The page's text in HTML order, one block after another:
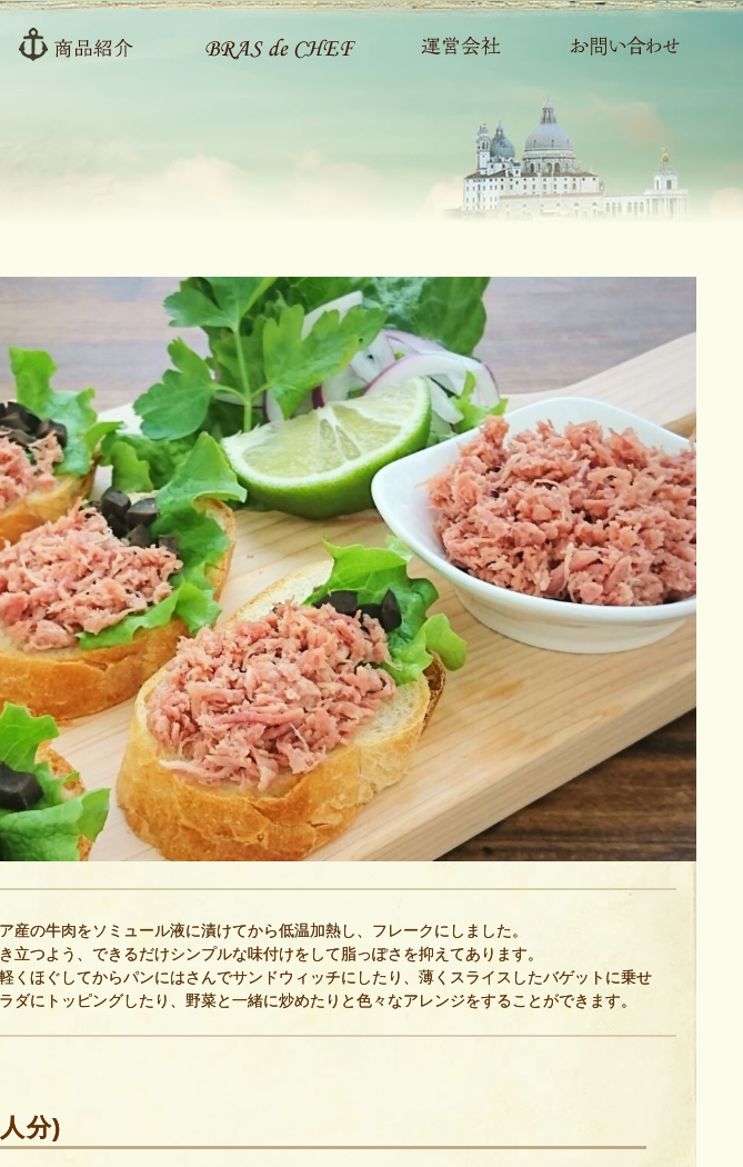
産の牛肉をソミュール液に漬けてから低温加熱し、フレークにしました。
立つよう、できるだけシンプルな味付けをして脂っぽさを抑えてあります。
くほぐしてからパンにはさんでサンドウィッチにしたり、薄くスライスしたバゲットに乗せ
ダにトッピングしたり、野菜と一緒に炒めたりと色々なアレンジをすることができます。
分)